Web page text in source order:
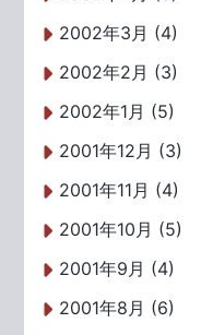
2002年3月 (4)
2002年2月 (3)
2002年1月 (5)
2001年12月 (3)
2001年11月 (4)
2001年10月 (5)
2001年9月 (4)
2001年8月 (6)